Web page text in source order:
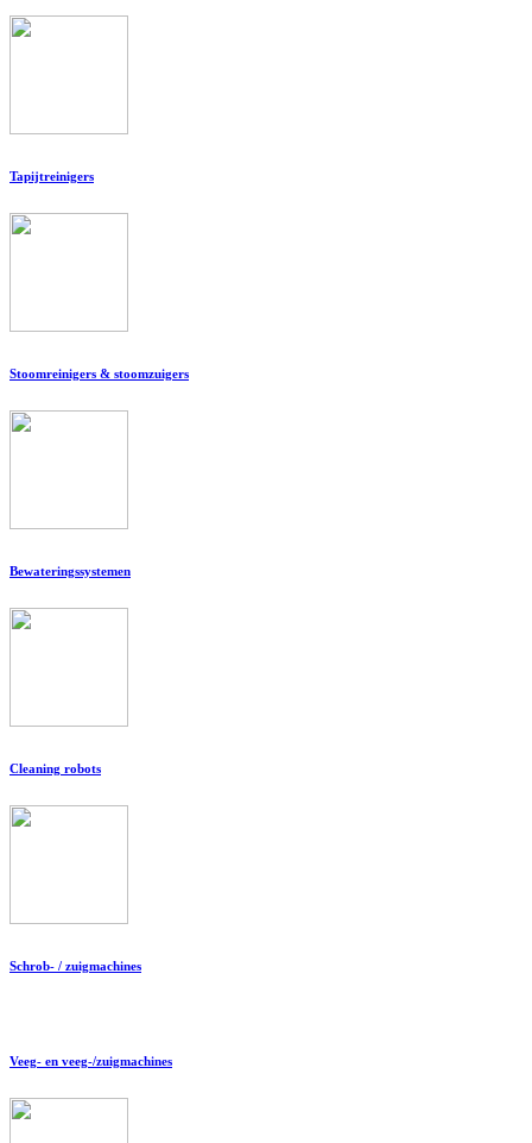
Tapijtreinigers
Stoomreinigers & stoomzuigers
Bewateringssystemen
Cleaning robots
Schrob- / zuigmachines
Veeg- en veeg-/zuigmachines